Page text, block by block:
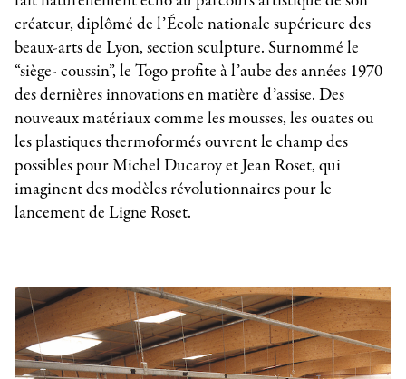
créateur, diplômé de l’École nationale supérieure des
beaux-arts de Lyon, section sculpture. Surnommé le
“siège- coussin”, le Togo profite à l’aube des années 1970
des dernières innovations en matière d’assise. Des
nouveaux matériaux comme les mousses, les ouates ou
les plastiques thermoformés ouvrent le champ des
possibles pour Michel Ducaroy et Jean Roset, qui
imaginent des modèles révolutionnaires pour le
lancement de Ligne Roset.